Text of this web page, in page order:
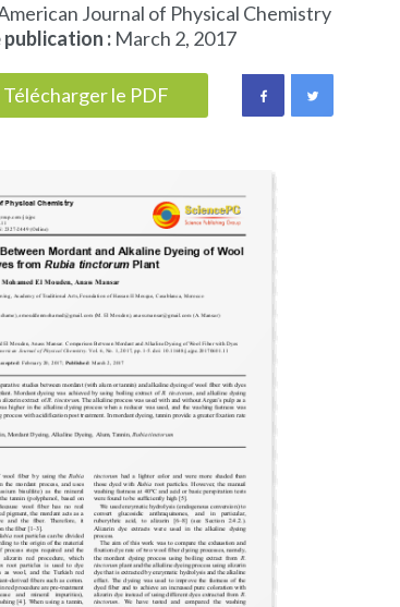
Journal of Physical Chemistry
: March 2, 2017
Télécharger le PDF